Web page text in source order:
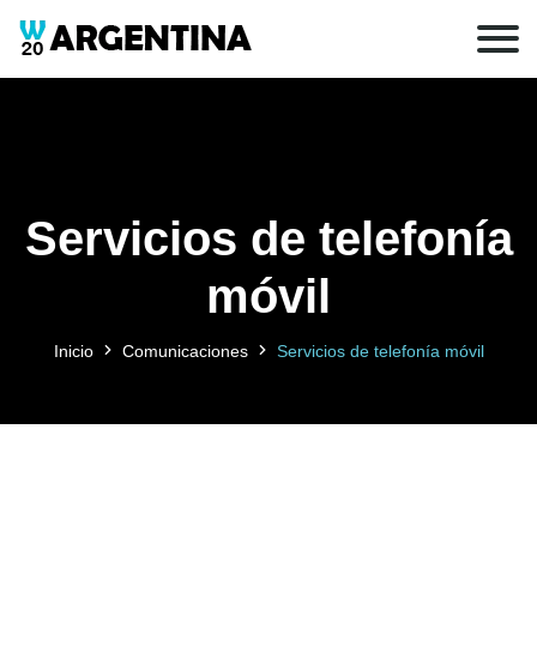
Servicios de telefonía
móvil
Inicio Comunicaciones Servicios de telefonía móvil